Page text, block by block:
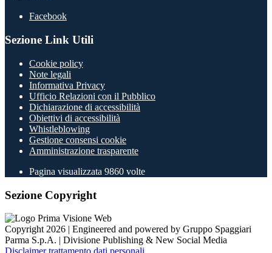
Facebook
Sezione Link Utili
Cookie policy
Note legali
Informativa Privacy
Ufficio Relazioni con il Pubblico
Dichiarazione di accessibilità
Obiettivi di accessibilità
Whistleblowing
Gestione consensi cookie
Amministrazione trasparente
Pagina visualizzata 9860 volte
Sezione Copyright
Copyright 2026 | Engineered and powered by Gruppo Spaggiari
Parma S.p.A. | Divisione Publishing & New Social Media